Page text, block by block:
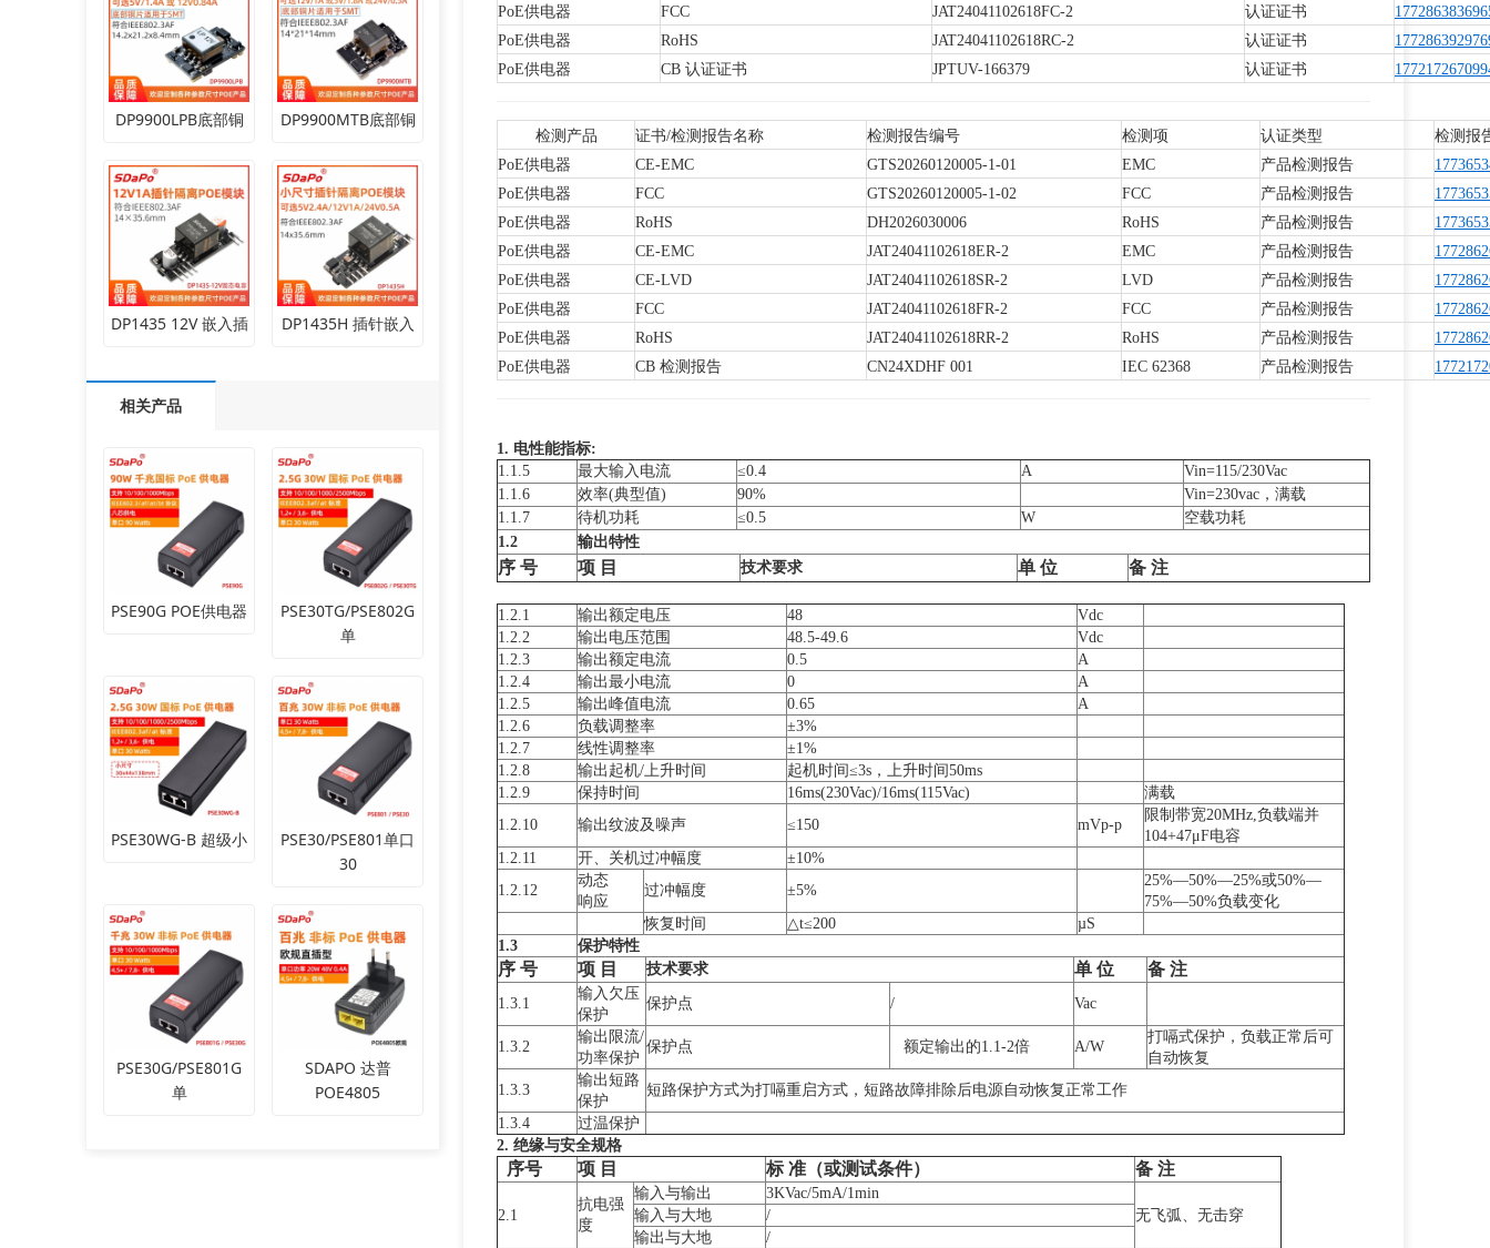
DP9900LPB底部铜 DP9900MTB底部铜
DP1435 12V 嵌入插 DP1435H 插针嵌入
相关产品
PSE90G POE供电器
PSE30TG/PSE802G
单
PSE30WG-B 超级小
PSE30/PSE801单口
30
PSE30G/PSE801G
单
SDAPO 达普
POE4805
PoE供电器
FCC JAT24041102618FC-2 认证证书
PoE供电器
RoHS JAT24041102618RC-2 认证证书
PoE供电器
CB 认证证书 JPTUV-166379 认证证书
检测产品 证书/检测报告名称 检测报告编号 检测项 认证类型
检测报
PoE供电器
CE-EMC GTS20260120005-1-01 EMC 产品检测报告
PoE供电器
FCC GTS20260120005-1-02 FCC 产品检测报告
PoE供电器
RoHS DH2026030006 RoHS 产品检测报告
PoE供电器
CE-EMC JAT24041102618ER-2 EMC 产品检测报告
PoE供电器
CE-LVD JAT24041102618SR-2 LVD 产品检测报告
PoE供电器
FCC JAT24041102618FR-2 FCC 产品检测报告
PoE供电器
RoHS JAT24041102618RR-2 RoHS 产品检测报告
PoE供电器
CB 检测报告 CN24XDHF 001 IEC 62368 产品检测报告
1. 电性能指标:
1.1.5
最大输入电流 ≤0.4 A
Vin=115/230Vac
1.1.6
效率(典型值) 90%
Vin=230vac，满载
1.1.7
待机功耗 ≤0.5 W
空载功耗
1.2
输出特性
序 号 项 目 技术要求 单 位 备 注
1.2.1 输出额定电压 48
Vdc
1.2.2
输出电压范围 48.5-49.6
Vdc
1.2.3
输出额定电流 0.5
A
1.2.4
输出最小电流 0
A
1.2.5
输出峰值电流 0.65
A
1.2.6
负载调整率
±3%
1.2.7
线性调整率
±1%
1.2.8
输出起机/上升时间
起机时间≤3s，上升时间50ms
1.2.9
保持时间 16ms(230Vac)/16ms(115Vac)
满载
1.2.10
输出纹波及噪声 ≤150 mVp-p
限制带宽20MHz,负载端并
104+47μF电容
1.2.11
开、关机过冲幅度
±10%
1.2.12
动态
响应
过冲幅度 ±5%
25%—50%—25%或50%—
75%—50%负载变化
恢复时间
△t≤200
µS
1.3
保护特性
序 号 项 目 技术要求 单 位 备 注
1.3.1
输入欠压
保护
保护点 / Vac
1.3.2
输出限流/
功率保护
保护点 额定输出的1.1-2倍 A/W
打嗝式保护，负载正常后可
自动恢复
1.3.3
输出短路
保护
短路保护方式为打嗝重启方式，短路故障排除后电源自动恢复正常工作
1.3.4
过温保护
2. 绝缘与安全规格
序号 项 目 标 准（或测试条件） 备 注
2.1
抗电强
度
输入与输出
3KVac/5mA/1min
无飞弧、无击穿
输入与大地
/
输出与大地
/